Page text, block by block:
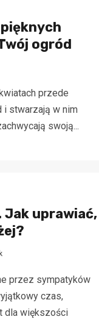
ogród
przede
stwarzają w nim
swoją...
Jak uprawiać,
przez sympatyków
czas,
dla większości